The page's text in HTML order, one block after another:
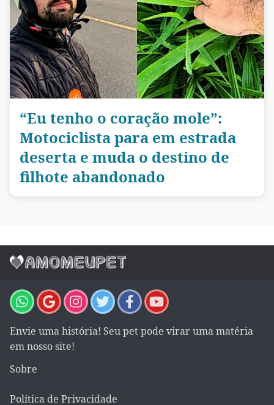
“Eu tenho o coração mole”:
Motociclista para em estrada
deserta e muda o destino de
filhote abandonado
Envie uma história! Seu pet pode virar uma matéria
em nosso site!
Sobre
Política de Privacidade